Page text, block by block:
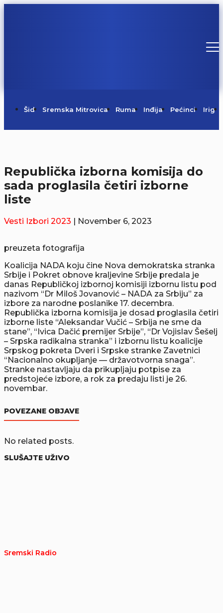
Šid Sremska Mitrovica Ruma Inđija Pećinci Irig
Republička izborna komisija do
sada proglasila četiri izborne
liste
Vesti Izbori 2023 | November 6, 2023
preuzeta fotografija
Koalicija NADA koju čine Nova demokratska stranka
Srbije i Pokret obnove kraljevine Srbije predala je
danas Republičkoj izbornoj komisiji izbornu listu pod
nazivom “Dr Miloš Jovanović – NADA za Srbiju” za
izbore za narodne poslanike 17. decembra.
Republička izborna komisija je dosad proglasila četiri
izborne liste “Aleksandar Vučić – Srbija ne sme da
stane”, “Ivica Dačić premijer Srbije”, “Dr Vojislav Šešelj
– Srpska radikalna stranka” i izbornu listu koalicije
Srpskog pokreta Dveri i Srpske stranke Zavetnici
“Nacionalno okupljanje — državotvorna snaga”.
Stranke nastavljaju da prikupljaju potpise za
predstojeće izbore, a rok za predaju listi je 26.
novembar.
POVEZANE OBJAVE
No related posts.
SLUŠAJTE UŽIVO
Sremski Radio